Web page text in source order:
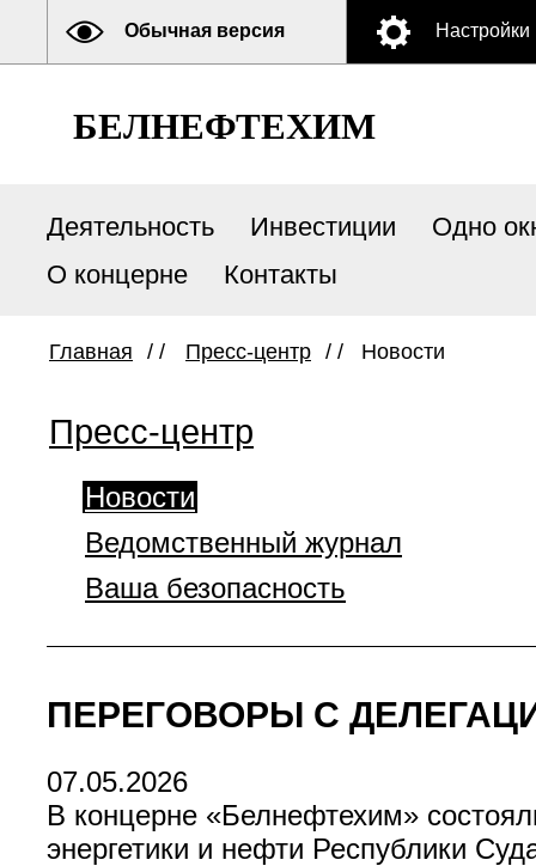
Обычная версия Настройки
БЕЛНЕФТЕХИМ
Деятельность Инвестиции
Одно
О концерне
Контакты
Главная / / Пресс-центр / / Новости
Пресс-центр
Новости
Ведомственный журнал
Ваша безопасность
ПЕРЕГОВОРЫ С
07.05.2026
В концерне «Белнефтехим»
энергетики и нефти Республики